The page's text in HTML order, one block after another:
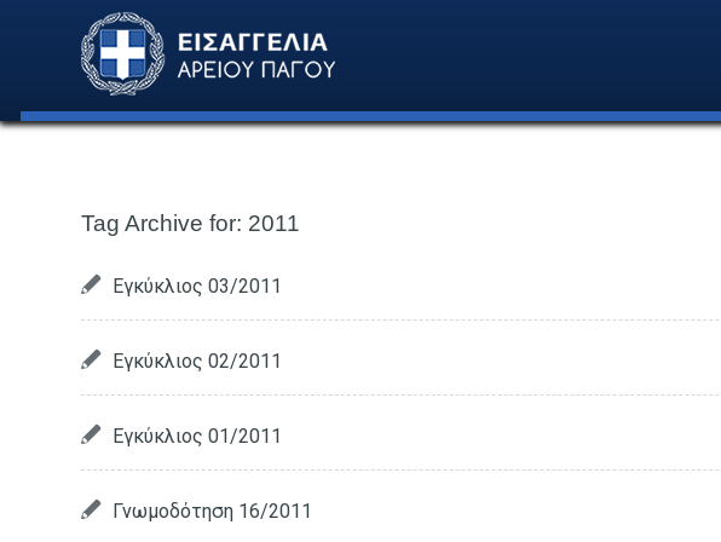
Tag Archive for: 2011
Εγκύκλιος 03/2011
Εγκύκλιος 02/2011
Εγκύκλιος 01/2011
Γνωμοδότηση 16/2011